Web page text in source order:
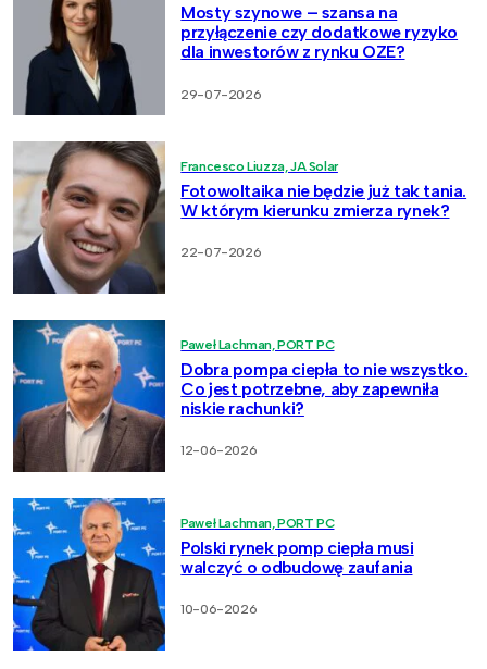
Mosty szynowe – szansa na
przyłączenie czy dodatkowe ryzyko
dla inwestorów z rynku OZE?
29-07-2026
Francesco Liuzza, JA Solar
Fotowoltaika nie będzie już tak tania.
W którym kierunku zmierza rynek?
22-07-2026
Paweł Lachman, PORT PC
Dobra pompa ciepła to nie wszystko.
Co jest potrzebne, aby zapewniła
niskie rachunki?
12-06-2026
Paweł Lachman, PORT PC
Polski rynek pomp ciepła musi
walczyć o odbudowę zaufania
10-06-2026